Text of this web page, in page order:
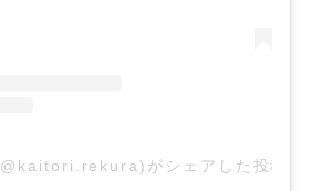
がシェアした投稿